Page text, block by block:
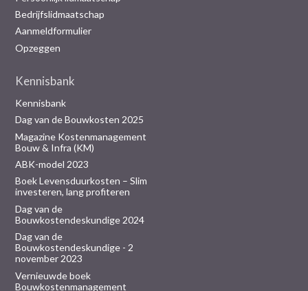
Bedrijfslidmaatschap
Aanmeldformulier
Opzeggen
Kennisbank
Kennisbank
Dag van de Bouwkosten 2025
Magazine Kostenmanagement
Bouw & Infra (KM)
ABK-model 2023
Boek Levensduurkosten – Slim
investeren, lang profiteren
Dag van de
Bouwkostendeskundige 2024
Dag van de
Bouwkostendeskundige - 2
november 2023
Vernieuwde boek
Bouwkostenmanagement